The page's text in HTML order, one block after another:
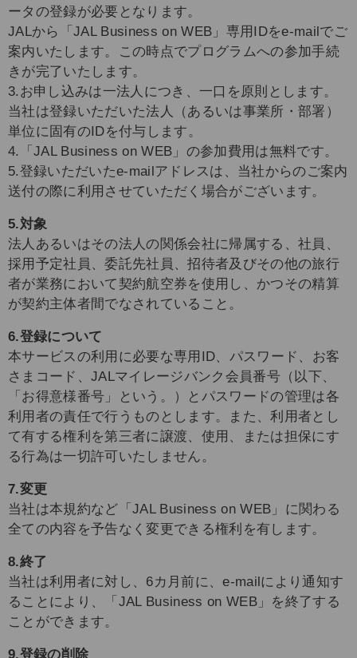
ータの登録が必要となります。
JALから「JAL Business on WEB」専用IDをe-mailでご
案内いたします。この時点でプログラムへの参加手続
きが完了いたします。
3.お申し込みは一法人につき、一口を原則とします。
当社は登録いただいた法人（あるいは事業所・部署）
単位に固有のIDを付与します。
4.「JAL Business on WEB」の参加費用は無料です。
5.登録いただいたe-mailアドレスは、当社からのご案内
送付の際に利用させていただく場合がございます。
5.対象
法人あるいはその法人の関係会社に帰属する、社員、
採用予定社員、委託先社員、招待者及びその他の旅行
者が業務において契約航空券を使用し、かつその精算
が契約主体者間でなされていること。
6.登録について
本サービスの利用に必要な専用ID、パスワード、お客
さまコード、JALマイレージバンク会員番号（以下、
「お得意様番号」という。）とパスワードの管理は各
利用者の責任で行うものとします。また、利用者とし
て有する権利を第三者に譲渡、使用、または担保にす
る行為は一切許可いたしません。
7.変更
当社は本規約など「JAL Business on WEB」に関わる
全ての内容を予告なく変更できる権利を有します。
8.終了
当社は利用者に対し、6カ月前に、e-mailにより通知す
ることにより、「JAL Business on WEB」を終了する
ことができます。
9.登録の削除